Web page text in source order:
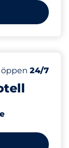
Antal
Totalt antal
Lördag
öppen 24/7